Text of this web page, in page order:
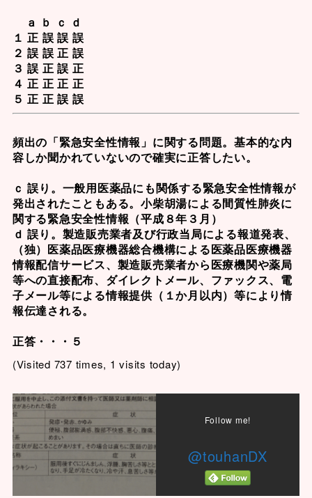
ａ ｂ ｃ ｄ
１ 正 誤 誤 誤
２ 誤 誤 正 誤
３ 誤 正 誤 正
４ 正 正 正 正
５ 正 正 誤 誤
頻出の「緊急安全性情報 」に関する問題。基本的な内
容しか聞かれていないので確実に正答したい。
ｃ 誤り。一般用医薬品にも関係する緊急安全性情報が
発出されたこともある。小柴胡湯による間質性肺炎に
関する緊急安全性情報（平成８年３月）
ｄ 誤り。製造販売業者及び行政当局による報道発表、
（独）医薬品医療機器総合機構による医薬品医療機器
情報配信サービス、製造販売業者から医療機関や薬局
等への直接配布、ダイレクトメール、ファックス、電
子メール等による情報提供（１か月以内）等により情
報伝達される。
正答・・・５
(Visited 737 times, 1 visits today)
Follow me!
@touhanDX